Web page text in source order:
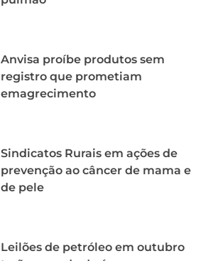
Anvisa proíbe produtos sem
registro que prometiam
emagrecimento
Sindicatos Rurais em ações de
prevenção ao câncer de mama e
de pele
Leilões de petróleo em outubro